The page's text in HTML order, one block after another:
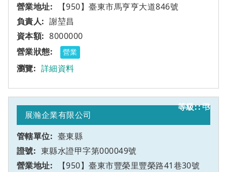
【950】臺東市馬亨亨大道846號
謝堃昌
8000000
營業
詳細資料
3
展瀚企業有限公司
臺東縣
東縣水證甲字第000049號
【950】臺東市豐榮里豐榮路41巷30號
甲